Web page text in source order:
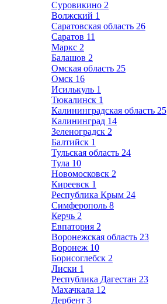
Суровикино 2
Волжский 1
Саратовская область 26
Саратов 11
Маркс 2
Балашов 2
Омская область 25
Омск 16
Исилькуль 1
Тюкалинск 1
Калининградская область 25
Калининград 14
Зеленоградск 2
Балтийск 1
Тульская область 24
Тула 10
Новомосковск 2
Киреевск 1
Республика Крым 24
Симферополь 8
Керчь 2
Евпатория 2
Воронежская область 23
Воронеж 10
Борисоглебск 2
Лиски 1
Республика Дагестан 23
Махачкала 12
Дербент 3